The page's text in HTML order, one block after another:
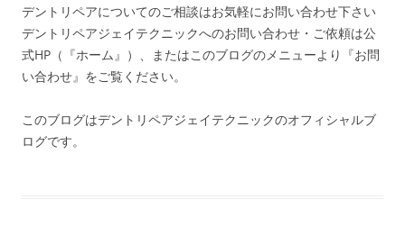
デントリペアについてのご相談はお気軽にお問い合わせ下さい
デントリペアジェイテクニックへのお問い合わせ・ご依頼は公
式HP（『ホーム』）、またはこのブログのメニューより『お問
い合わせ』をご覧ください。
このブログはデントリペアジェイテクニックのオフィシャルブ
ログです。